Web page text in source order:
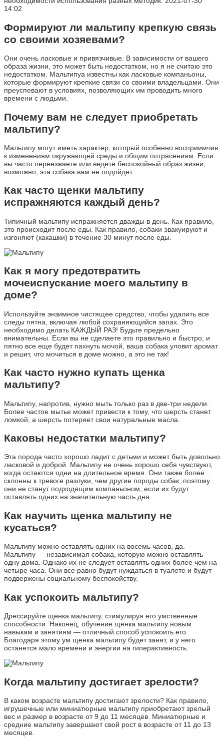
14:02
Формируют ли мальтипу крепкую связь
со своими хозяевами?
Они очень ласковые и привязчивые. В зависимости от вашего
образа жизни, это может быть недостатком, но я не считаю это
недостатком. Мальтипуа известны как ласковые компаньоны,
которые формируют крепкие связи со своими владельцами. Они
преуспевают в условиях, позволяющих им проводить много
времени с людьми.
Почему вам не следует приобретать
мальтипу?
Мальтипу могут иметь характер, который особенно восприимчив
к изменениям окружающей среды и общим потрясениям. Если
вы часто переезжаете или ведете беспокойный образ жизни,
возможно, эта собака вам не подойдет.
Как часто щенки мальтипу
испражняются каждый день?
Типичный мальтипу испражняется дважды в день. Как правило,
это происходит после еды. Как правило, собаки эвакуируют и
изгоняют (какашки) в течение 30 минут после еды.
Как я могу предотвратить
мочеиспускание моего мальтипу в
доме?
Используйте энзимное чистящее средство, чтобы удалить все
следы пятна, включая любой сохраняющийся запах. Это
необходимо делать КАЖДЫЙ РАЗ! Будьте предельно
внимательны. Если вы не сделаете это правильно и быстро, и
пятно все еще будет пахнуть мочой, ваша собака уловит аромат
и решит, что мочиться в доме можно, а это не так!
Как часто нужно купать щенка
мальтипу?
Мальтипу, напротив, нужно мыть только раз в две-три недели.
Более частое мытье может привести к тому, что шерсть станет
ломкой, а шерсть потеряет свои натуральные масла.
Каковы недостатки мальтипу?
Эта порода часто хорошо ладит с детьми и может быть довольно
ласковой и доброй. Мальтипу не очень хорошо себя чувствуют,
когда остаются одни на длительное время. Они также более
склонны к тревоге разлуки, чем другие породы собак, поэтому
они не станут подходящим компаньоном, если их будут
оставлять одних на значительную часть дня.
Как научить щенка мальтипу не
кусаться?
Мальтипу можно оставлять одних на восемь часов, да.
Мальтипу — независимая собака, которую можно оставлять
одну дома. Однако их не следует оставлять одних более чем на
четыре часа. Они все равно будут нуждаться в туалете и будут
подвержены социальному беспокойству.
Как успокоить мальтипу?
Дрессируйте щенка мальтипу, стимулируя его умственные
способности. Наконец, обучение щенка мальтипу новым
навыкам и занятиям — отличный способ успокоить его.
Благодаря этому ум щенка мальтипу будет занят, и у него
останется мало времени и энергии на гиперактивность.
Когда мальтипу достигает зрелости?
В каком возрасте мальтипу достигают зрелости? Как правило,
игрушечные или миниатюрные мальтипу приобретают зрелый
вес и размер в возрасте от 9 до 11 месяцев. Миниатюрные и
средние мальтипу завершают свой рост в возрасте от 11 до 13
месяцев.